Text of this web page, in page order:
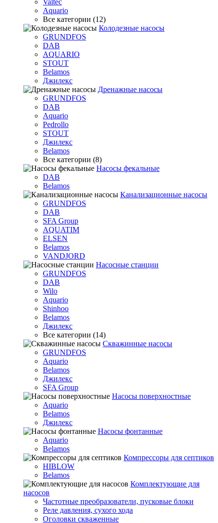
Valtec
Aquario
Все категории (12)
Колодезные насосы
GRUNDFOS
DAB
AQUARIO
STOUT
Belamos
Джилекс
Дренажные насосы
GRUNDFOS
DAB
Aquario
Pedrollo
STOUT
Джилекс
Belamos
Все категории (8)
Насосы фекальные
DAB
Belamos
Канализационные насосы
GRUNDFOS
DAB
SFA Group
AQUATIM
ELSEN
Belamos
VANDJORD
Насосные станции
GRUNDFOS
DAB
Wilo
Aquario
Shinhoo
Belamos
Джилекс
Все категории (14)
Скважинные насосы
GRUNDFOS
Aquario
Belamos
Джилекс
SFA Group
Насосы поверхностные
Aquario
Belamos
Джилекс
Насосы фонтанные
Aquario
Belamos
Компрессоры для септиков
HIBLOW
Belamos
Комплектующие для
насосов
Частотные преобразователи, пусковые блоки
Реле давления, сухого хода
Оголовки скваженные